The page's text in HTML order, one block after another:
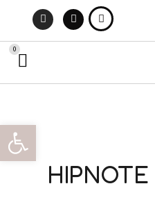
Facebook
Instagram
0
פתח